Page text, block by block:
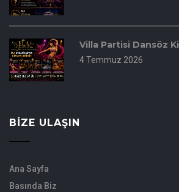
Villa Partisi Dansöz
4 Temmuz 2026
BIZE ULAŞIN
Ana Sayfa
Basında Biz